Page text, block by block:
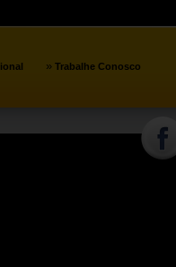
» Trabalhe Conosco